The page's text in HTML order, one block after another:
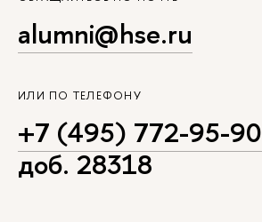
alumni@hse.ru
ИЛИ ПО ТЕЛЕФОНУ
+7 (495) 772-95-90
доб. 28318